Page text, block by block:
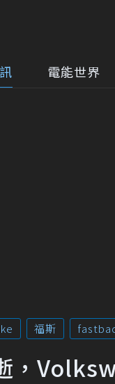
電能世界
福斯
，